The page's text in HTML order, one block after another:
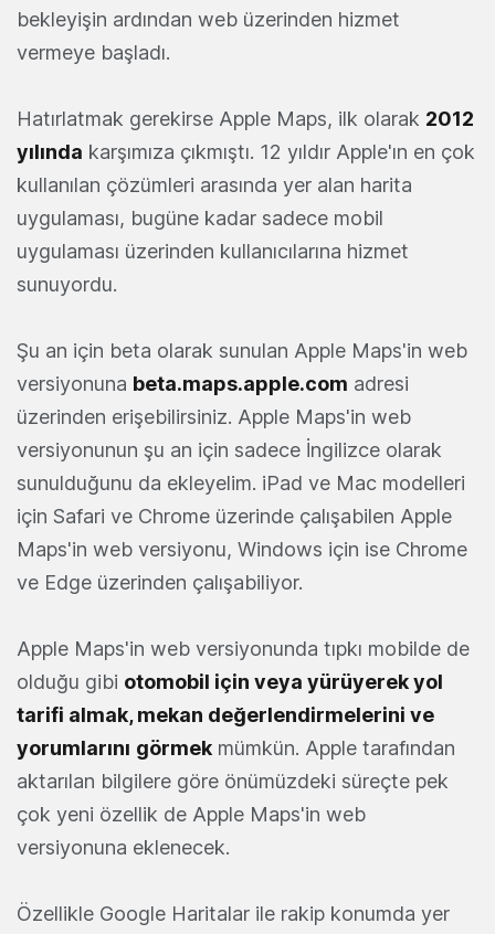
bekleyişin ardından web üzerinden hizmet
vermeye başladı.
Hatırlatmak gerekirse Apple Maps, ilk olarak 2012
yılında karşımıza çıkmıştı. 12 yıldır Apple'ın en çok
kullanılan çözümleri arasında yer alan harita
uygulaması, bugüne kadar sadece mobil
uygulaması üzerinden kullanıcılarına hizmet
sunuyordu.
Şu an için beta olarak sunulan Apple Maps'in web
versiyonuna beta.maps.apple.com adresi
üzerinden erişebilirsiniz. Apple Maps'in web
versiyonunun şu an için sadece İngilizce olarak
sunulduğunu da ekleyelim. iPad ve Mac modelleri
için Safari ve Chrome üzerinde çalışabilen Apple
Maps'in web versiyonu, Windows için ise Chrome
ve Edge üzerinden çalışabiliyor.
Apple Maps'in web versiyonunda tıpkı mobilde de
olduğu gibi otomobil için veya yürüyerek yol
tarifi almak, mekan değerlendirmelerini ve
yorumlarını görmek mümkün. Apple tarafından
aktarılan bilgilere göre önümüzdeki süreçte pek
çok yeni özellik de Apple Maps'in web
versiyonuna eklenecek.
Özellikle Google Haritalar ile rakip konumda yer